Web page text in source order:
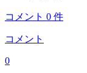
コメント 0 件
コメント
0